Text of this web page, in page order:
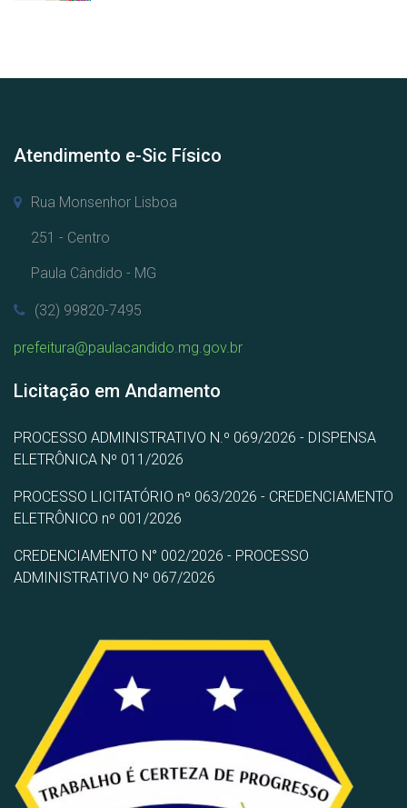
Atendimento e-Sic Físico
Rua Monsenhor Lisboa
251 - Centro
Paula Cândido - MG
(32) 99820-7495
prefeitura@paulacandido.mg.gov.br
Licitação em Andamento
PROCESSO ADMINISTRATIVO N.º 069/2026 - DISPENSA
ELETRÔNICA Nº 011/2026
PROCESSO LICITATÓRIO nº 063/2026 - CREDENCIAMENTO
ELETRÔNICO nº 001/2026
CREDENCIAMENTO N° 002/2026 - PROCESSO
ADMINISTRATIVO Nº 067/2026